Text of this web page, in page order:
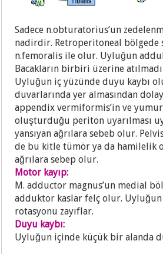
Sadece n.obturatorius’un
nadirdir. Retroperitoneal bölgede
n.femoralis ile olur. Uyluğun
Bacakların birbiri üzerine atılmadı
Uyluğun iç yüzünde duyu kaybı
duvarlarında yer almasından
appendix vermiformis’in ve
oluşturduğu periton uyarılması
yansıyan ağrılara sebeb olur.
de bu kitle tümör ya da hamilelik
ağrılara sebep olur.
Motor kayıp:
M. adductor magnus’un medial
adduktor kaslar felç olur. Uyluğun
rotasyonu zayıflar.
Duyu kaybı:
Uyluğun içinde küçük bir alanda